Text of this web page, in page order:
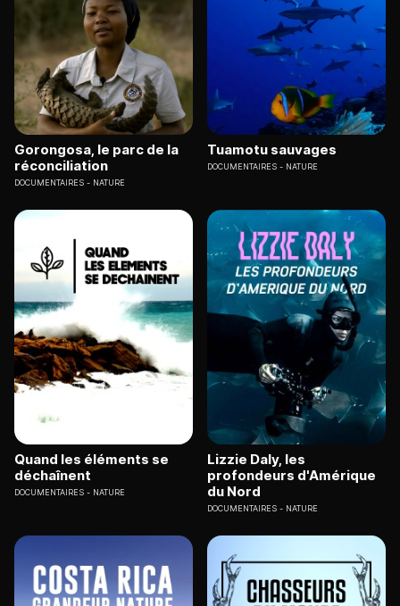
Gorongosa, le parc de la
réconciliation
DOCUMENTAIRES NATURE
Tuamotu sauvages
DOCUMENTAIRES NATURE
Quand les éléments se
déchaînent
DOCUMENTAIRES NATURE
Lizzie Daly, les
profondeurs d'Amérique
du Nord
DOCUMENTAIRES NATURE